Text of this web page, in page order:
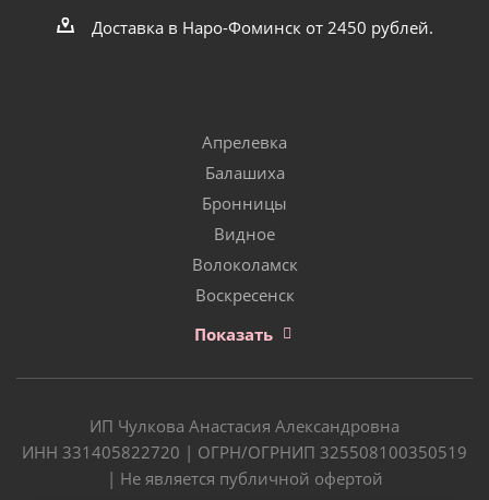
Доставка в Наро-Фоминск от 2450 рублей.
Апрелевка
Балашиха
Бронницы
Видное
Волоколамск
Воскресенск
Показать
ИП Чулкова Анастасия Александровна
ИНН 331405822720 | ОГРН/ОГРНИП 325508100350519
| Не является публичной офертой